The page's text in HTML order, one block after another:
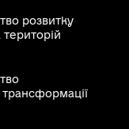
розвитку